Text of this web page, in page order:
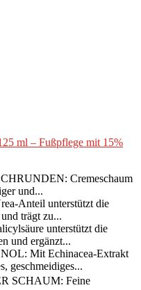
ml – Fußpflege mit 15%
Cremeschaum
und...
Anteil unterstützt die
trägt zu...
unterstützt die
und ergänzt...
Mit Echinacea-Extrakt
geschmeidiges...
SCHAUM: Feine